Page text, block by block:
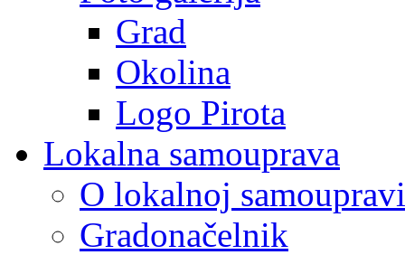
Grad
Okolina
Logo Pirota
Lokalna samouprava
O lokalnoj samoupravi
Gradonačelnik